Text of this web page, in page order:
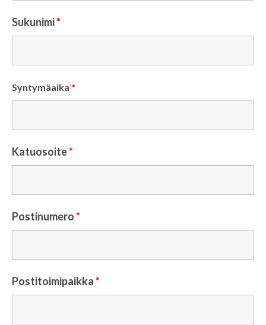
Sukunimi*
Syntymäaika *
Katuosoite*
Postinumero*
Postitoimipaikka*